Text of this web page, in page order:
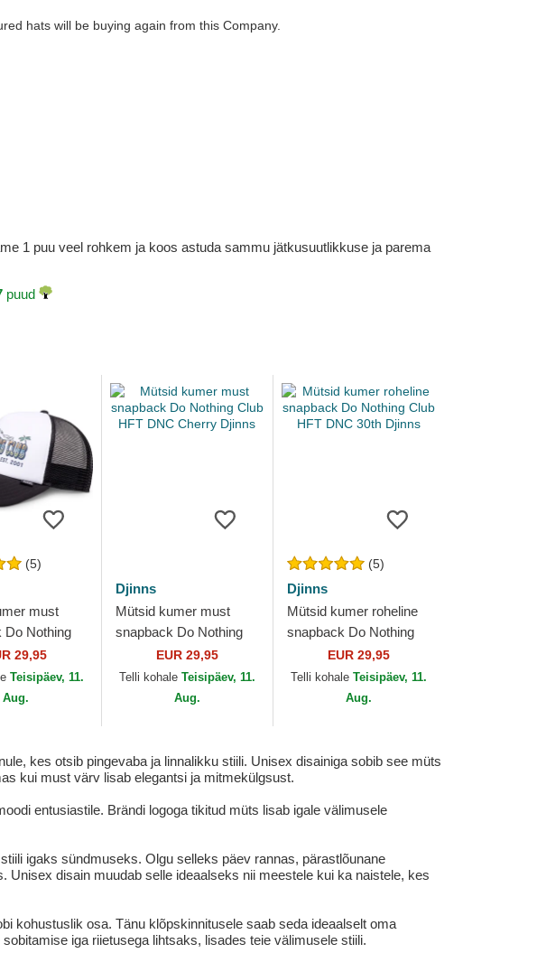
hats will be buying again from this Company.
1 puu veel rohkem ja koos astuda sammu jätkusuutlikkuse ja parema
puud
(5)
must
Do Nothing
DNC
Djinns
29,95
Teisipäev, 11.
Aug.
Djinns
Mütsid kumer must
snapback Do Nothing
Club HFT DNC Cherry
Djinns
EUR 29,95
Telli kohale Teisipäev, 11.
Aug.
(5)
Djinns
Mütsid kumer roheline
snapback Do Nothing
Club HFT DNC 30th
Djinns
EUR 29,95
Telli kohaleTeisipäev, 11.
Aug.
kes otsib pingevaba ja linnalikku stiili. Unisex disainiga sobib see müts
kui must värv lisab elegantsi ja mitmekülgsust.
entusiastile. Brändi logoga tikitud müts lisab igale välimusele
igaks sündmuseks. Olgu selleks päev rannas, pärastlõunane
disain muudab selle ideaalseks nii meestele kui ka naistele, kes
kohustuslik osa. Tänu klõpskinnitusele saab seda ideaalselt oma
iga riietusega lihtsaks, lisades teie välimusele stiili.